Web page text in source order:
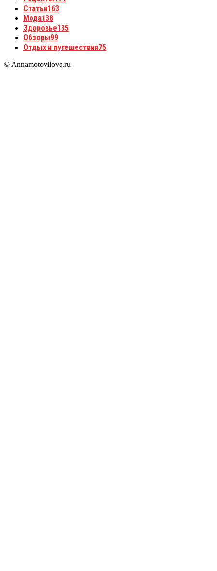
Статьи163
Мода138
Здоровье135
Обзоры99
Отдых и путешествия75
© Annamotovilova.ru